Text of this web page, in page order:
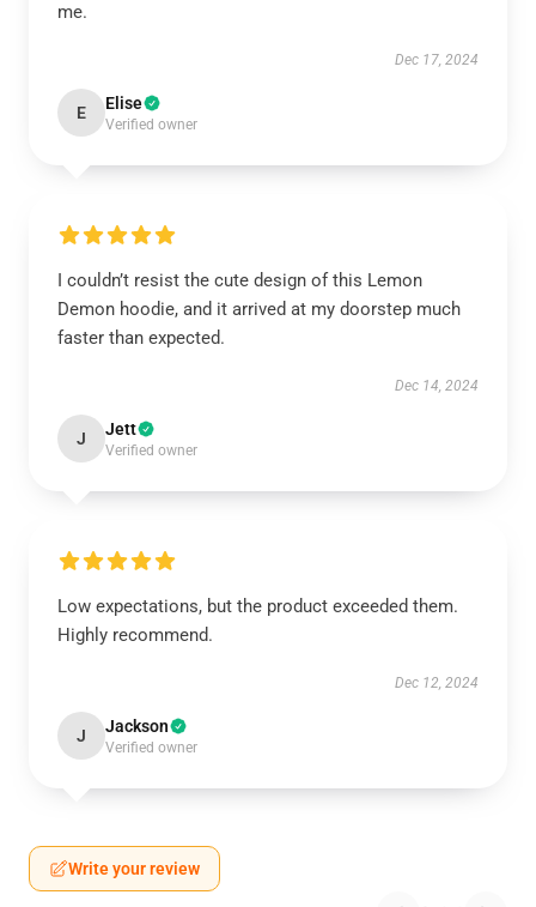
me.
Dec 17, 2024
E Elise
Verified owner
I couldn’t resist the cute design of this Lemon
Demon hoodie, and it arrived at my doorstep much
faster than expected.
Dec 14, 2024
J Jett
Verified owner
Low expectations, but the product exceeded them.
Highly recommend.
Dec 12, 2024
J Jackson
Verified owner
Write your review